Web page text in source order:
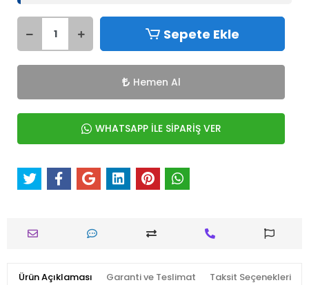
Sepete Ekle
Hemen Al
WHATSAPP İLE SİPARİŞ VER
Ürün Açıklaması Garanti ve Teslimat Taksit Seçenekleri